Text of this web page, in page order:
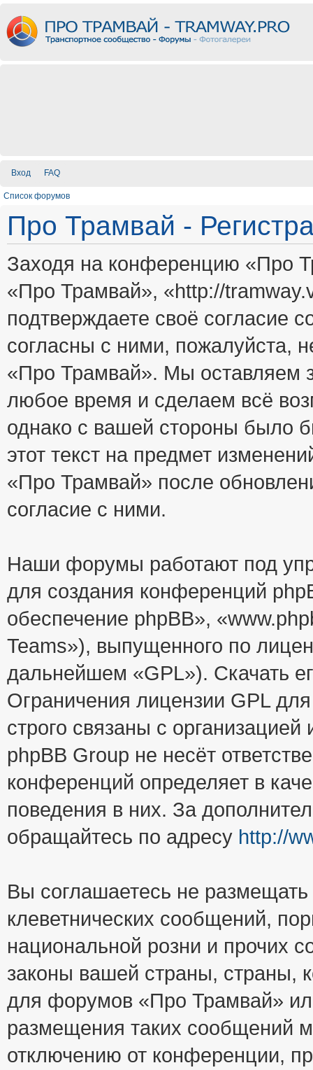
Вход FAQ
Список форумов
Про Трамвай -
Заходя на конференцию «Про
«Про Трамвай», «http://
подтверждаете своё
согласны с ними, пожалуйста,
«Про Трамвай». Мы оставляем
любое время и сделаем всё
однако с вашей стороны было
этот текст на предмет
«Про Трамвай» после
согласие с ними.
Наши форумы работают под
для создания конференций
обеспечение phpBB»,
Teams»), выпущенного по
дальнейшем «GPL»). Скачать
Ограничения лицензии GPL
строго связаны с
phpBB Group не несёт
конференций определяет в
поведения в них. За
обращайтесь по адресу http://
Вы соглашаетесь не
клеветнических сообщений,
национальной розни и прочих
законы вашей страны, страны,
для форумов «Про Трамвай»
размещения таких сообщений
отключению от конференции,